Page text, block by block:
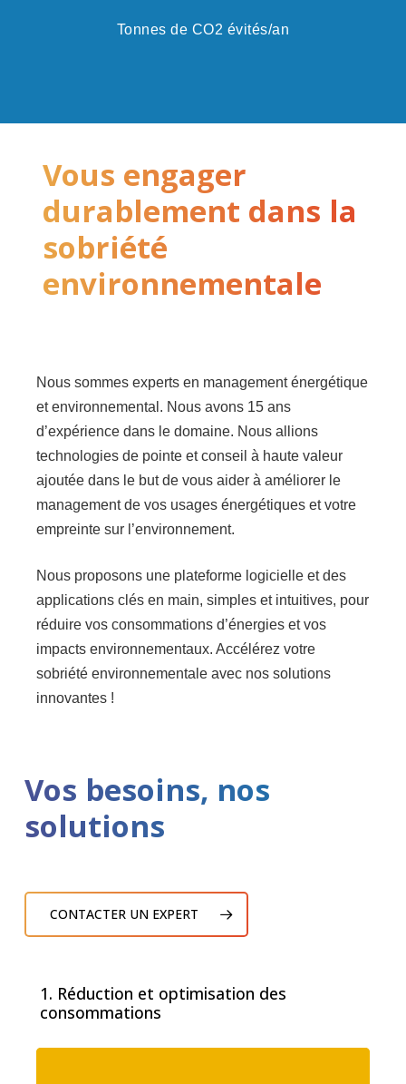
Tonnes de CO2 évités/an
Vous engager
durablement dans la
sobriété
environnementale
Nous sommes experts en management énergétique
et environnemental. Nous avons 15 ans
d’expérience dans le domaine. Nous allions
technologies de pointe et conseil à haute valeur
ajoutée dans le but de vous aider à améliorer le
management de vos usages énergétiques et votre
empreinte sur l’environnement.
Nous proposons une plateforme logicielle et des
applications clés en main, simples et intuitives, pour
réduire vos consommations d’énergies et vos
impacts environnementaux. Accélérez votre
sobriété environnementale avec nos solutions
innovantes !
Vos besoins, nos
solutions
CONTACTER UN EXPERT
1. Réduction et optimisation des
consommations